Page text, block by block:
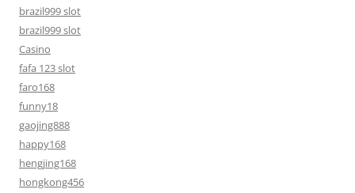
brazil999 slot
brazil999 slot
Casino
fafa 123 slot
faro168
funny18
gaojing888
happy168
hengjing168
hongkong456